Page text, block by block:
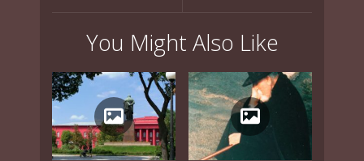
You Might Also Like